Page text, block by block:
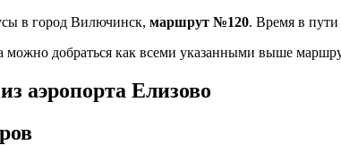
в город Вилючинск, маршрут №120. Время в
можно добраться как всеми указанными выше
аэропорта Елизово